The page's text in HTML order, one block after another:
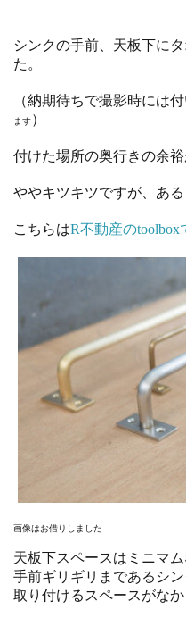
シンクの手前、天板下に
た。
（納期待ちで撮影時には
ます）
付けた場所の奥行きの余裕
ややキツキツですが、ある
こちらはR不動産の
画像はお借りしました
天板下スペースはミニマム
手前ギリギリまであるシ
取り付けるスペースがなか